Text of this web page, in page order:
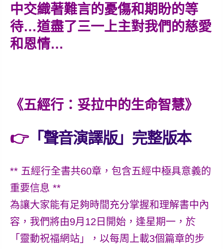
中交織著難言的憂傷和期盼的等
待…道盡了三一上主對我們的慈愛
和恩情…
《五經行：妥拉中的生命智慧》
👉「聲音演譯版」完整版本
** 五經行全書共60章，包含五經中極具意義的
重要信息 **
為讓大家能有足夠時間充分掌握和理解書中內
容，我們將由9月12日開始，逢星期一，於
「靈動祝福網站」，以每周上載3個篇章的步